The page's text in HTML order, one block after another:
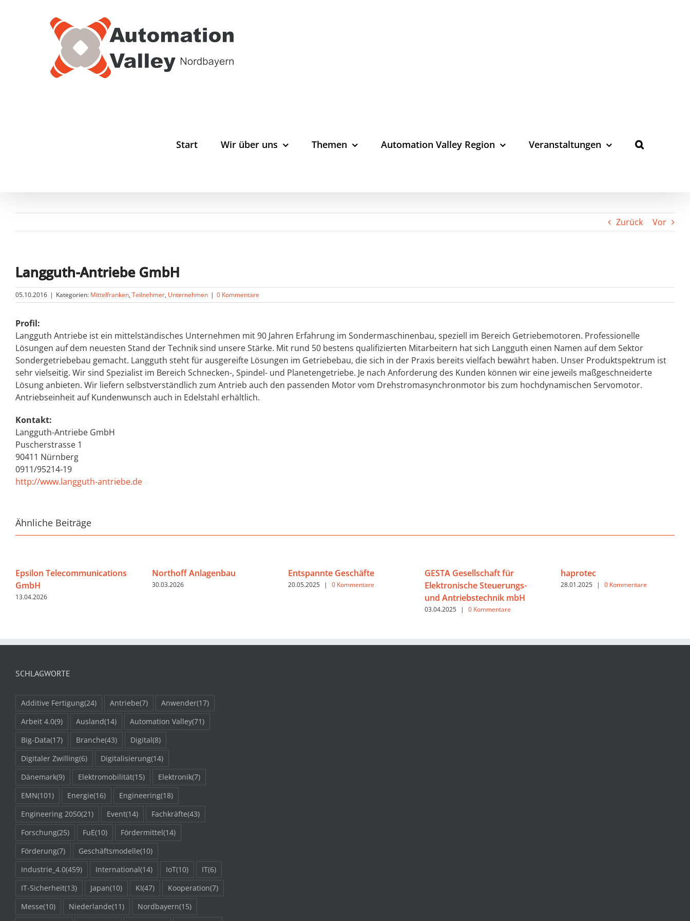
Start Wir über uns Themen Automation Valley Region Veranstaltungen
Zurück Vor
Langguth-Antriebe GmbH
05.10.2016 | Kategorien: Mittelfranken, Teilnehmer, Unternehmen | 0 Kommentare
Profil:
Langguth Antriebe ist ein mittelständisches Unternehmen mit 90 Jahren Erfahrung im Sondermaschinenbau, speziell im Bereich Getriebemotoren. Professionelle
Lösungen auf dem neuesten Stand der Technik sind unsere Stärke. Mit rund 50 bestens qualifizierten Mitarbeitern hat sich Langguth einen Namen auf dem Sektor
Sondergetriebebau gemacht. Langguth steht für ausgereifte Lösungen im Getriebebau, die sich in der Praxis bereits vielfach bewährt haben. Unser Produktspektrum ist
sehr vielseitig. Wir sind Spezialist im Bereich Schnecken-, Spindel- und Planetengetriebe. Je nach Anforderung des Kunden können wir eine jeweils maßgeschneiderte
Lösung anbieten. Wir liefern selbstverständlich zum Antrieb auch den passenden Motor vom Drehstromasynchronmotor bis zum hochdynamischen Servomotor.
Antriebseinheit auf Kundenwunsch auch in Edelstahl erhältlich.
Kontakt:
Langguth-Antriebe GmbH
Puscherstrasse 1
90411 Nürnberg
0911/95214-19
http://www.langguth-antriebe.de
Ähnliche Beiträge
Epsilon Telecommunications
GmbH
13.04.2026
Northoff Anlagenbau
30.03.2026
Entspannte Geschäfte
20.05.2025 | 0 Kommentare
GESTA Gesellschaft für
Elektronische Steuerungs-
und Antriebstechnik mbH
03.04.2025 | 0 Kommentare
haprotec
28.01.2025 | 0 Kommentare
SCHLAGWORTE
Additive Fertigung(24) Antriebe(7) Anwender(17)
Arbeit 4.0(9) Ausland(14) Automation Valley(71)
Big-Data(17) Branche(43) Digital(8)
Digitaler Zwilling(6) Digitalisierung(14)
Dänemark(9) Elektromobilität(15) Elektronik(7)
EMN(101) Energie(16) Engineering(18)
Engineering 2050(21) Event(14) Fachkräfte(43)
Forschung(25) FuE(10) Fördermittel(14)
Förderung(7) Geschäftsmodelle(10)
Industrie_4.0(459) International(14) IoT(10) IT(6)
IT-Sicherheit(13) Japan(10) KI(47) Kooperation(7)
Messe(10) Niederlande(11) Nordbayern(15)